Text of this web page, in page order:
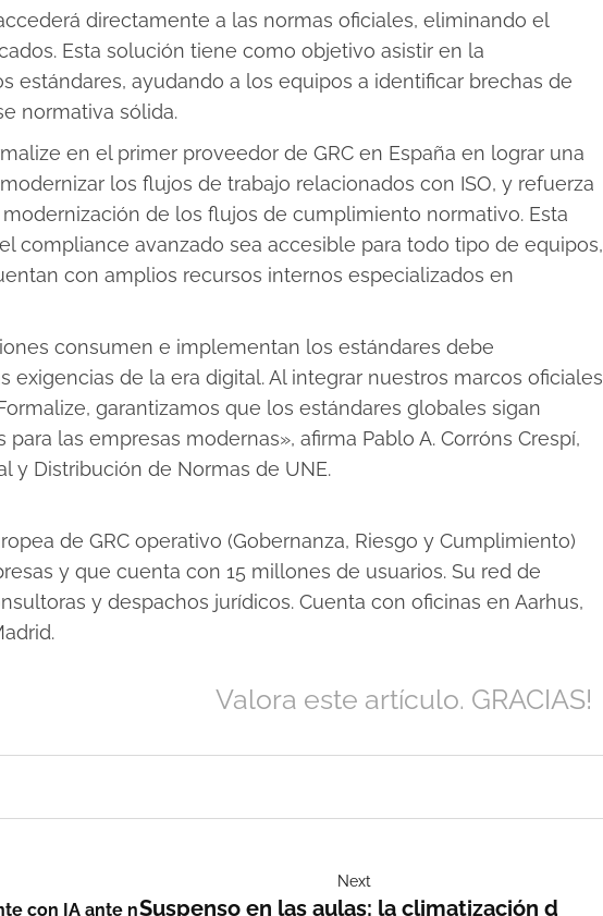
directamente a las normas oficiales, eliminando el
Esta solución tiene como objetivo asistir en la
estándares, ayudando a los equipos a identificar brechas de
normativa sólida.
en el primer proveedor de GRC en España en lograr una
los flujos de trabajo relacionados con ISO, y refuerza
de los flujos de cumplimiento normativo. Esta
compliance avanzado sea accesible para todo tipo de equipos,
con amplios recursos internos especializados en
consumen e implementan los estándares debe
exigencias de la era digital. Al integrar nuestros marcos oficiales
garantizamos que los estándares globales sigan
las empresas modernas», afirma Pablo A. Corróns Crespí,
y Distribución de Normas de UNE.
de GRC operativo (Gobernanza, Riesgo y Cumplimiento)
y que cuenta con 15 millones de usuarios. Su red de
y despachos jurídicos. Cuenta con oficinas en Aarhus,
Valora este artículo. GRACIAS!
con IA ante n
Next
Suspenso en las aulas: la climatización d